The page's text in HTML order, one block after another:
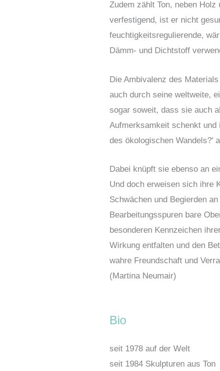
Zudem zählt Ton, neben
verfestigend, ist er nicht
feuchtigkeitsregulierende,
Dämm- und Dichtstoff
Die Ambivalenz des
auch durch seine weltweite,
sogar soweit, dass sie auch
Aufmerksamkeit schenkt und
des ökologischen Wandels?'
Dabei knüpft sie ebenso an
Und doch erweisen sich ihre
Schwächen und Begierden
Bearbeitungsspuren bare
besonderen Kennzeichen
Wirkung entfalten und den
wahre Freundschaft und
(Martina Neumair)
Bio
seit 1978 auf der Welt
seit 1984 Skulpturen aus Ton